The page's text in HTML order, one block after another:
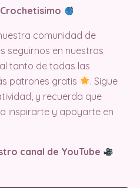
comunidad de
seguirnos en nuestras
tanto de todas las
patrones gratis
. Sigue
y recuerda que
inspirarte y apoyarte en
canal de YouTube